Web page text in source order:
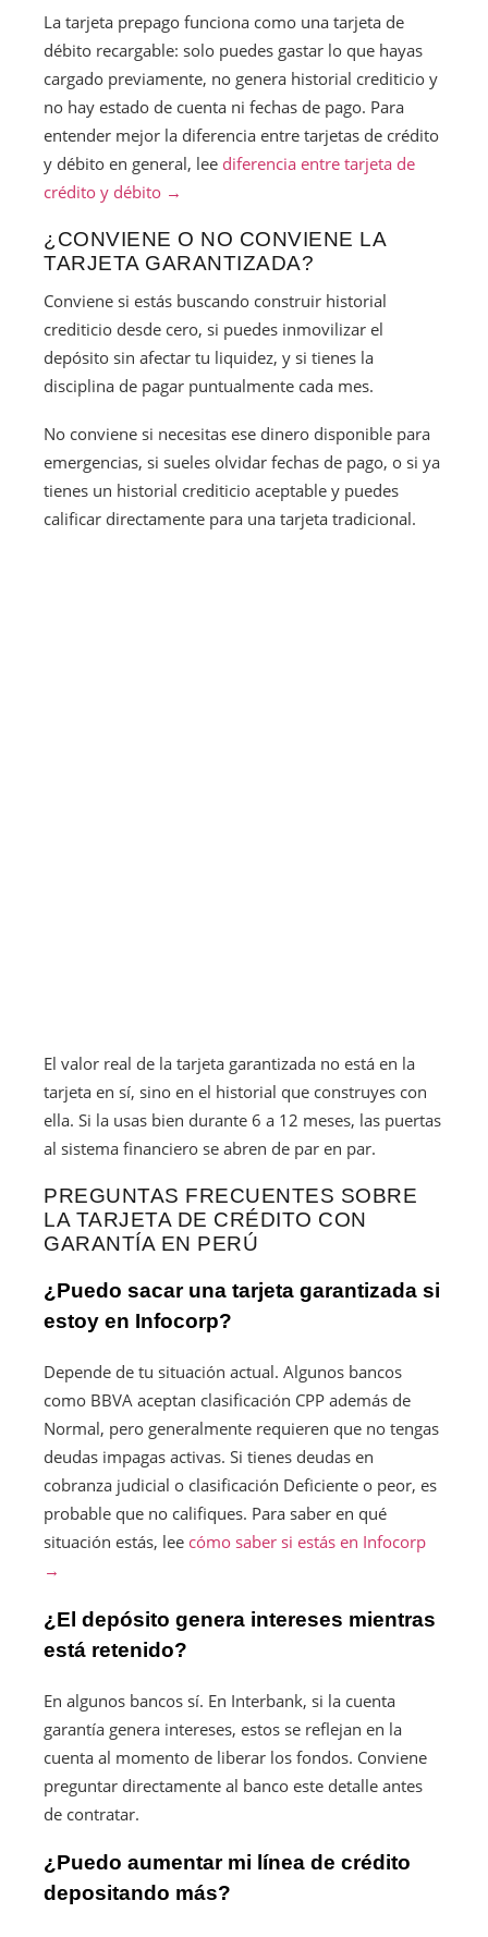
La tarjeta prepago funciona como una tarjeta de
débito recargable: solo puedes gastar lo que hayas
cargado previamente, no genera historial crediticio y
no hay estado de cuenta ni fechas de pago. Para
entender mejor la diferencia entre tarjetas de crédito
y débito en general, lee diferencia entre tarjeta de
crédito y débito →
¿CONVIENE O NO CONVIENE LA
TARJETA GARANTIZADA?
Conviene si estás buscando construir historial
crediticio desde cero, si puedes inmovilizar el
depósito sin afectar tu liquidez, y si tienes la
disciplina de pagar puntualmente cada mes.
No conviene si necesitas ese dinero disponible para
emergencias, si sueles olvidar fechas de pago, o si ya
tienes un historial crediticio aceptable y puedes
calificar directamente para una tarjeta tradicional.
El valor real de la tarjeta garantizada no está en la
tarjeta en sí, sino en el historial que construyes con
ella. Si la usas bien durante 6 a 12 meses, las puertas
al sistema financiero se abren de par en par.
PREGUNTAS FRECUENTES SOBRE
LA TARJETA DE CRÉDITO CON
GARANTÍA EN PERÚ
¿Puedo sacar una tarjeta garantizada si
estoy en Infocorp?
Depende de tu situación actual. Algunos bancos
como BBVA aceptan clasificación CPP además de
Normal, pero generalmente requieren que no tengas
deudas impagas activas. Si tienes deudas en
cobranza judicial o clasificación Deficiente o peor, es
probable que no califiques. Para saber en qué
situación estás, lee cómo saber si estás en Infocorp
→
¿El depósito genera intereses mientras
está retenido?
En algunos bancos sí. En Interbank, si la cuenta
garantía genera intereses, estos se reflejan en la
cuenta al momento de liberar los fondos. Conviene
preguntar directamente al banco este detalle antes
de contratar.
¿Puedo aumentar mi línea de crédito
depositando más?